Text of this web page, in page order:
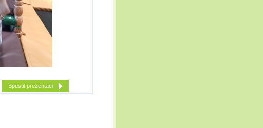
Spustit prezentaci